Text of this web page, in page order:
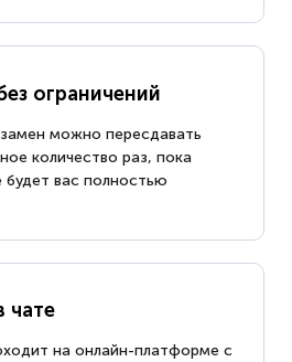
ограничений
можно пересдавать
количество раз, пока
будет вас полностью
чате
на онлайн-платформе с